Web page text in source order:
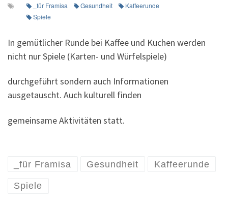
_für Framisa Gesundheit
Kaffeerunde
Spiele
In gemütlicher Runde bei Kaffee und Kuchen werden
nicht nur Spiele (Karten- und Würfelspiele)
durchgeführt sondern auch Informationen
ausgetauscht. Auch kulturell finden
gemeinsame Aktivitäten statt.
_für Framisa Gesundheit Kaffeerunde
Spiele